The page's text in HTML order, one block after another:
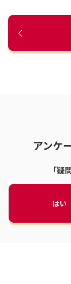
アンケ
「
はい